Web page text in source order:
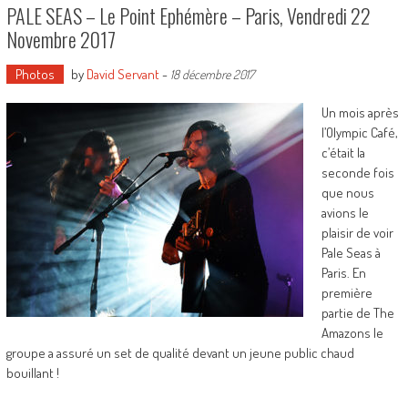
PALE SEAS – Le Point Ephémère – Paris, Vendredi 22
Novembre 2017
Photos by David Servant- 18 décembre 2017
Un mois après
l’Olympic Café,
c’était la
seconde fois
que nous
avions le
plaisir de voir
Pale Seas à
Paris. En
première
partie de The
Amazons le
groupe a assuré un set de qualité devant un jeune public chaud
bouillant !